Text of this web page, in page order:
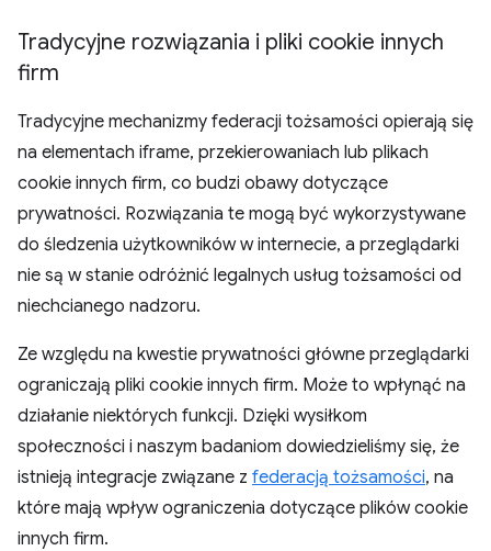
Tradycyjne rozwiązania i pliki cookie innych
firm
Tradycyjne mechanizmy federacji tożsamości opierają się
na elementach iframe, przekierowaniach lub plikach
cookie innych firm, co budzi obawy dotyczące
prywatności. Rozwiązania te mogą być wykorzystywane
do śledzenia użytkowników w internecie, a przeglądarki
nie są w stanie odróżnić legalnych usług tożsamości od
niechcianego nadzoru.
Ze względu na kwestie prywatności główne przeglądarki
ograniczają pliki cookie innych firm. Może to wpłynąć na
działanie niektórych funkcji. Dzięki wysiłkom
społeczności i naszym badaniom dowiedzieliśmy się, że
istnieją integracje związane z federacją tożsamości, na
które mają wpływ ograniczenia dotyczące plików cookie
innych firm.